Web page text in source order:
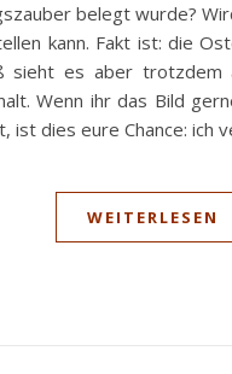
belegt wurde?
kann. Fakt ist: die
sieht es aber
Wenn ihr das Bild
ist dies eure Chance: ich
WEITERLESEN